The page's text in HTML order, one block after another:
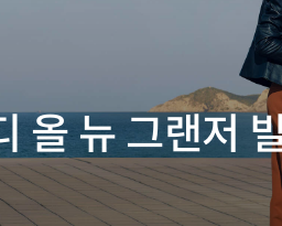
올 뉴 그랜저